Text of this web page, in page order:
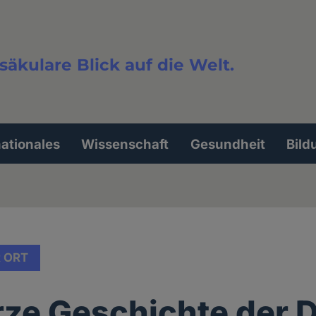
Blick auf die Welt.
Wissenschaft Gesundheit
ORT